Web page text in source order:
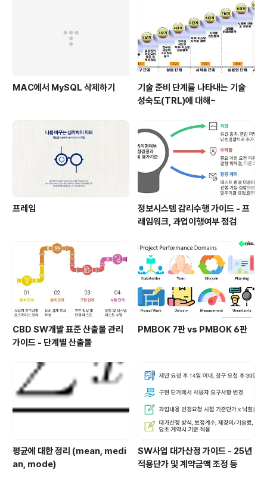
MAC에서 MySQL 삭제하기
기술 준비 단계를 나타내는 기술
성숙도(TRL)에 대해~
프레임
정보시스템 감리수행 가이드 - 프
레임워크, 과업이행여부 점검
CBD SW개발 표준 산출물 관리
가이드 - 단계별 산출물
PMBOK 7판 vs PMBOK 6판
평균에 대한 정리 (mean, medi
an, mode)
SW사업 대가산정 가이드 - 25년
적용단가 및 계약금액 조정 등